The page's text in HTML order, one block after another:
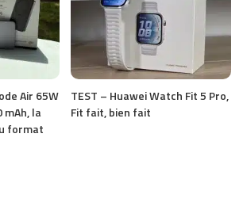
Air 65W
mAh, la
format
TEST – Huawei Watch Fit 5 Pro,
Fit fait, bien fait